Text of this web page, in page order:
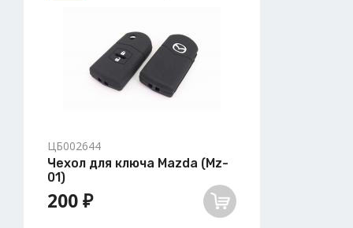
ЦБ002644
Чехол для ключа Mazda (Mz-
01)
200 ₽